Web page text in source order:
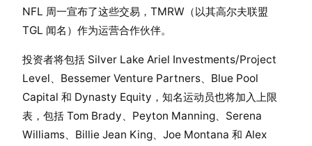
NFL 周一宣布了这些交易，TMRW（以其高尔夫联盟
TGL 闻名）作为运营合作伙伴。
投资者将包括 Silver Lake Ariel Investments/Project
Level、Bessemer Venture Partners、Blue Pool
Capital 和 Dynasty Equity，知名运动员也将加入上限
表，包括 Tom Brady、Peyton Manning、Serena
Williams、Billie Jean King、Joe Montana 和 Alex